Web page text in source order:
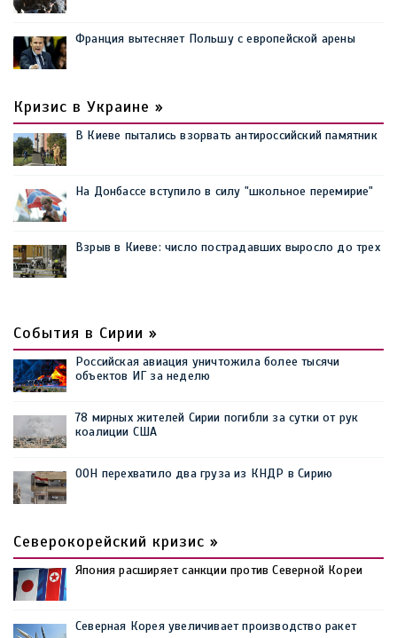
Франция вытесняет Польшу с европейской арены
Кризис в Украине »
В Киеве пытались взорвать антироссийский памятник
На Донбассе вступило в силу "школьное перемирие"
Взрыв в Киеве: число пострадавших выросло до трех
События в Сирии »
Российская авиация уничтожила более тысячи
объектов ИГ за неделю
78 мирных жителей Сирии погибли за сутки от рук
коалиции США
ООН перехватило два груза из КНДР в Сирию
Северокорейский кризис »
Япония расширяет санкции против Северной Кореи
Северная Корея увеличивает производство ракет